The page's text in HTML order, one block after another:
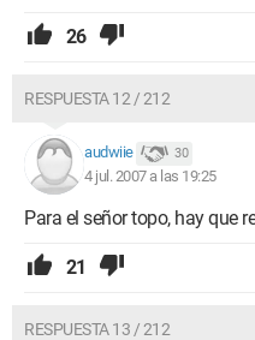
26
RESPUESTA 12 / 212
audwiie 30
4 jul. 2007 a las 19:25
Para el señor topo, hay que
21
RESPUESTA 13 / 212